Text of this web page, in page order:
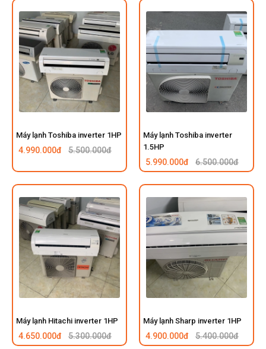
Máy lạnh Toshiba inverter 1HP
4.990.000đ 5.500.000đ
Máy lạnh Toshiba inverter
1.5HP
5.990.000đ 6.500.000đ
Máy lạnh Hitachi inverter 1HP
4.650.000đ 5.300.000đ
Máy lạnh Sharp inverter 1HP
4.900.000đ 5.400.000đ